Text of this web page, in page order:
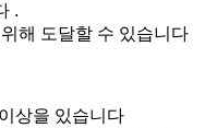
.
해 도달할 수 있습니다
상을 있습니다